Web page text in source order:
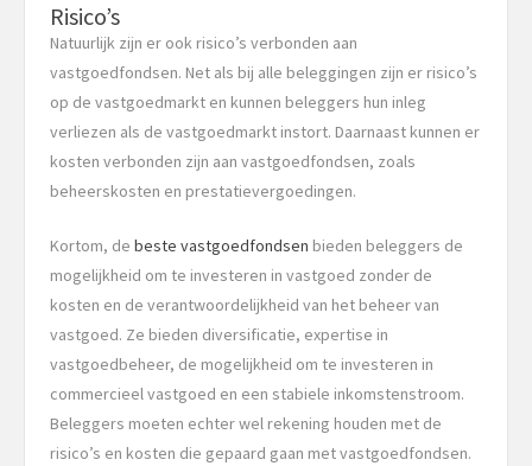
Risico’s
Natuurlijk zijn er ook risico’s verbonden aan
vastgoedfondsen. Net als bij alle beleggingen zijn er risico’s
op de vastgoedmarkt en kunnen beleggers hun inleg
verliezen als de vastgoedmarkt instort. Daarnaast kunnen er
kosten verbonden zijn aan vastgoedfondsen, zoals
beheerskosten en prestatievergoedingen.
Kortom, de beste vastgoedfondsen bieden beleggers de
mogelijkheid om te investeren in vastgoed zonder de
kosten en de verantwoordelijkheid van het beheer van
vastgoed. Ze bieden diversificatie, expertise in
vastgoedbeheer, de mogelijkheid om te investeren in
commercieel vastgoed en een stabiele inkomstenstroom.
Beleggers moeten echter wel rekening houden met de
risico’s en kosten die gepaard gaan met vastgoedfondsen.